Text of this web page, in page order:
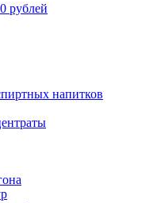
рублей
напитков